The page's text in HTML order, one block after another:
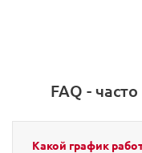
FAQ -
Какой график